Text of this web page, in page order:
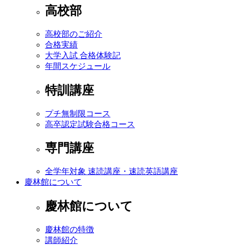
高校部
高校部のご紹介
合格実績
大学入試 合格体験記
年間スケジュール
特訓講座
プチ無制限コース
高卒認定試験合格コース
専門講座
全学年対象 速読講座・速読英語講座
慶林館について
慶林館について
慶林館の特徴
講師紹介